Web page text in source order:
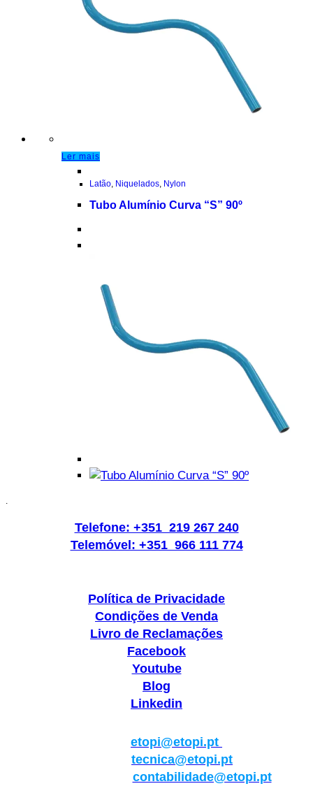
Ler mais
Latão, Niquelados, Nylon
Tubo Alumínio Curva “S” 90º
.
Telefone: +351 219 267 240
Telemóvel: +351 966 111 774
Política de Privacidade
Condições de Venda
Livro de Reclamações
Facebook
Youtube
Blog
Linkedin
etopi@etopi.pt
tecnica@etopi.pt
contabilidade@etopi.pt